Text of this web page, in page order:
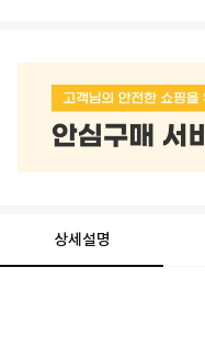
상세설명